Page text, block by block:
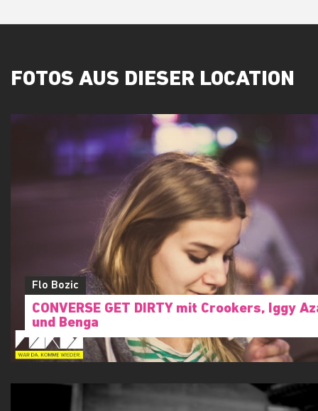
FOTOS AUS DIESER LOCATION
Flo Bozic
CONVERSE GET DIRTY mit Crookers, Iggy
und Benga